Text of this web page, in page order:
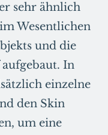
sehr ähnlich
Wesentlichen
und die
In
einzelne
den Skin
um eine